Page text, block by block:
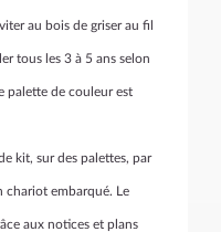
au bois de griser au fil
tous les 3 à 5 ans selon
palette de couleur est
kit, sur des palettes, par
chariot embarqué. Le
aux notices et plans